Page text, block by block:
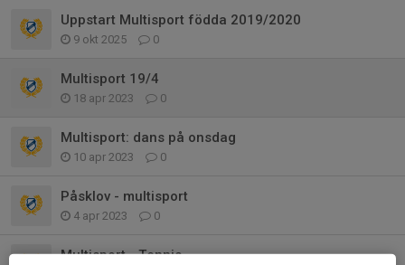
Uppstart Multisport födda 2019/2020
9 okt 2025 0
Multisport 19/4
18 apr 2023 0
Multisport: dans på onsdag
10 apr 2023 0
Påsklov - multisport
4 apr 2023 0
Multisport - Tennis